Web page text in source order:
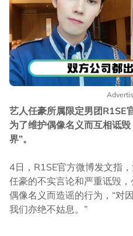
艺人任豪所属限定男团R1SE
为了维护偶像名义而互相诋
界”。
4日，R1SE官方微博发文指
任豪的不实言论和严重诋毁
偶像名义而造谣的行为，“对
我们亦绝不姑息。”